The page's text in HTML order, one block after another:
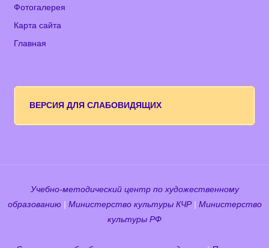
Фотогалерея
Карта сайта
Главная
ВЕРСИЯ ДЛЯ СЛАБОВИДЯЩИХ
Учебно-методический центр по художественному
образованию
Министерство культуры КЧР| Министерство
культуры РФ